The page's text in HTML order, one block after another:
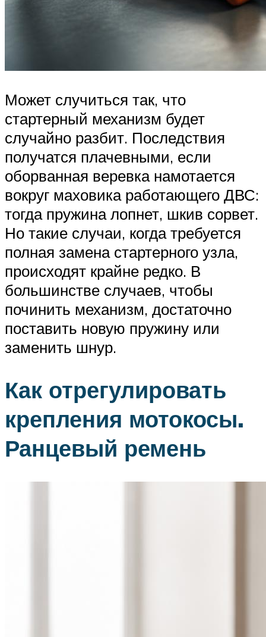
Может случиться так, что
стартерный механизм будет
случайно разбит. Последствия
получатся плачевными, если
оборванная веревка намотается
вокруг маховика работающего ДВС:
тогда пружина лопнет, шкив сорвет.
Но такие случаи, когда требуется
полная замена стартерного узла,
происходят крайне редко. В
большинстве случаев, чтобы
починить механизм, достаточно
поставить новую пружину или
заменить шнур.
Как отрегулировать
крепления мотокосы.
Ранцевый ремень